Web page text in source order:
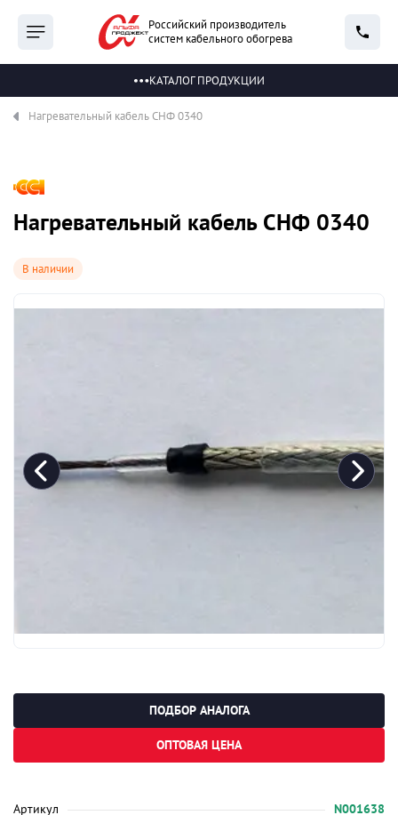
Российский производитель
систем кабельного обогрева
КАТАЛОГ ПРОДУКЦИИ
Нагревательный кабель СНФ 0340
В наличии
Нагревательный кабель СНФ 0340
Артикул
N001638
ПОДБОР АНАЛОГА
ОПТОВАЯ ЦЕНА